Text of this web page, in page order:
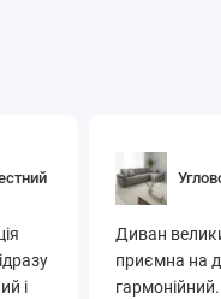
і
Диван
приємна на